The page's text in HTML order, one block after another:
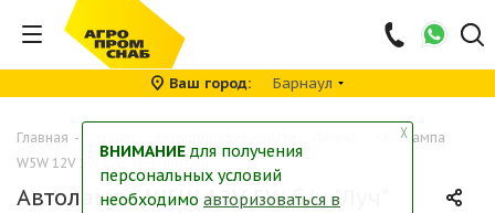
Ваш город Барнаул
Главная -
Автолампа
W5W 12V 5W б/ц "Луч" (Китай)
Автолампа W5W 12V 5W б/ц "Луч"
╳
ВНИМАНИЕ для получения
персональных условий
необходимо авторизоваться в